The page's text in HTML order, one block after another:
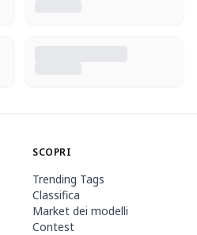
SCOPRI
Trending Tags
Classifica
Market dei modelli
Contest